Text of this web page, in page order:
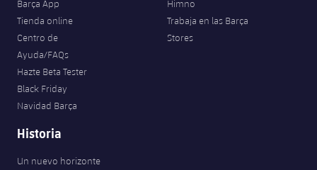
Clasificaciones
Agenda
plusicon
más
Actualidad
Jugadores
Calendario
Voleibol
Noticias
Voleibol masculino
Apúntate a las amateurs
plusicon
más
Carnet de las Secciones Amateurs
PLUSICON
MÁS
League of Legends
Barça App
Tienda online
Centro de
Ayuda/FAQs
Hazte Beta Tester
Black Friday
Navidad Barça
Himno
Trabaja en las Barça
Stores
Historia
Un nuevo horizonte